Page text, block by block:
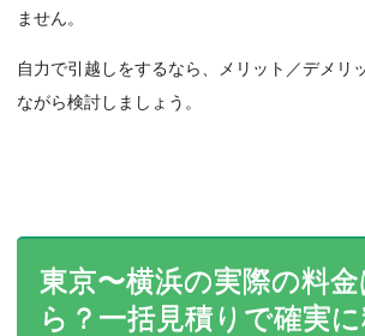
ません。
自力で引越しをするなら、メリット／デメリ
ながら検討しましょう。
東京〜横浜の実際の料金
ら？一括見積りで確実